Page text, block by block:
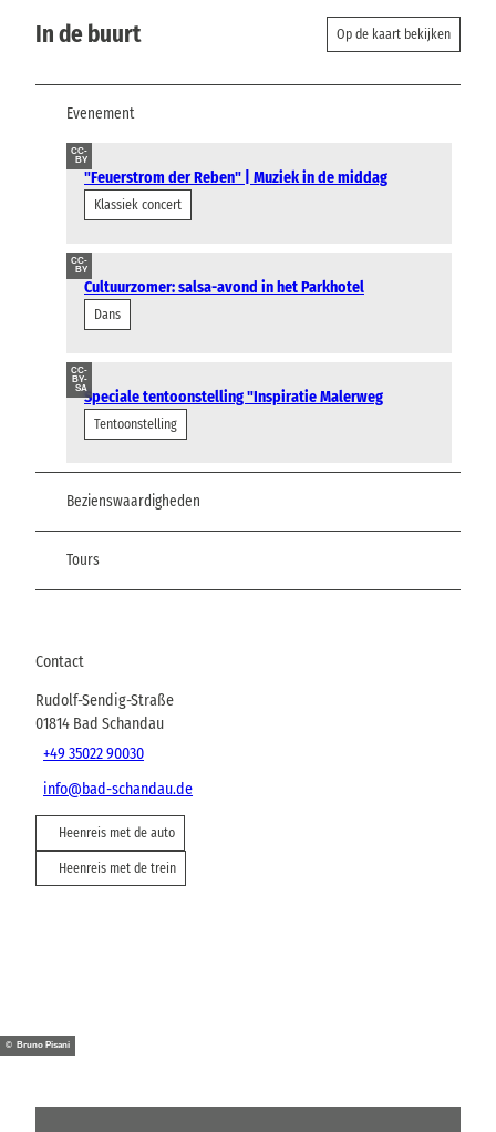
In de buurt Op de kaart bekijken
Evenement
CC-
BY
"Feuerstrom der Reben" | Muziek in de middag
Klassiek concert
CC-
BY
Cultuurzomer: salsa-avond in het Parkhotel
Dans
CC-
BY-
SASpeciale tentoonstelling "Inspiratie Malerweg
Tentoonstelling
Bezienswaardigheden
Tours
Contact
Rudolf-Sendig-Straße
01814 Bad Schandau
+49 35022 90030
info@bad-schandau.de
Heenreis met de auto
Heenreis met de trein
© Bruno Pisani